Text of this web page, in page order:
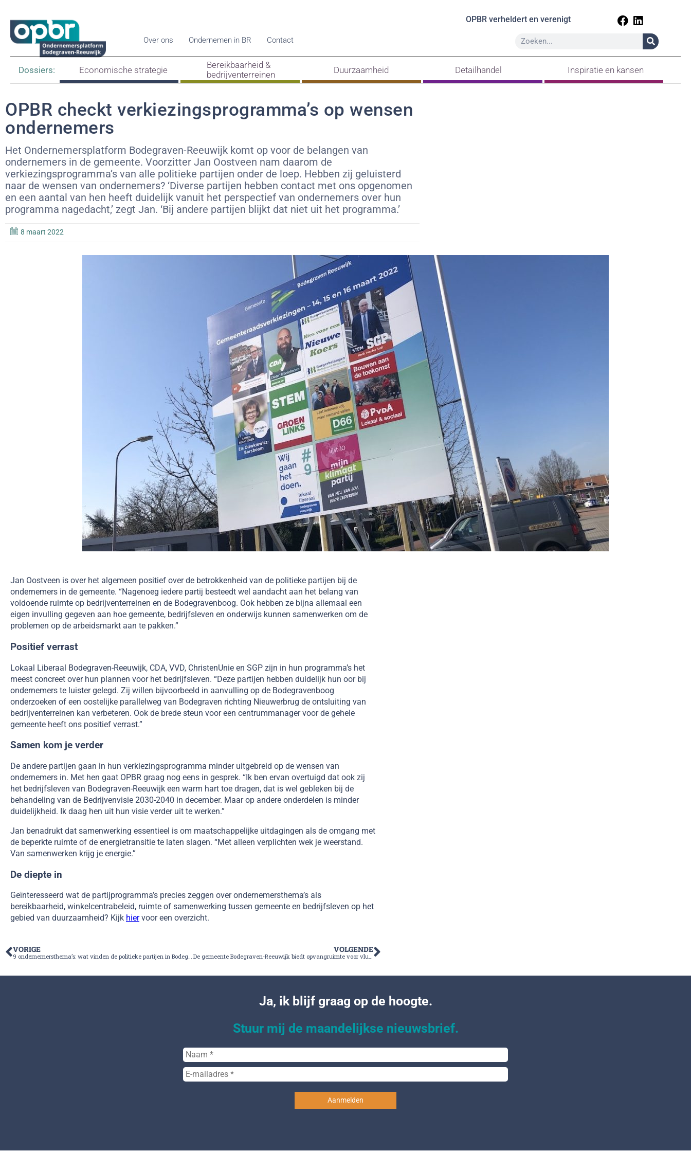
OPBR verheldert en verenigt
Over ons Ondernemen in BR Contact
Dossiers: Economische strategie
Bereikbaarheid &
bedrijventerreinen
Duurzaamheid Detailhandel Inspiratie en kansen
OPBR checkt verkiezingsprogramma’s op wensen
ondernemers
Het Ondernemersplatform Bodegraven-Reeuwijk komt op voor de belangen van
ondernemers in de gemeente. Voorzitter Jan Oostveen nam daarom de
verkiezingsprogramma’s van alle politieke partijen onder de loep. Hebben zij geluisterd
naar de wensen van ondernemers? ‘Diverse partijen hebben contact met ons opgenomen
en een aantal van hen heeft duidelijk vanuit het perspectief van ondernemers over hun
programma nagedacht,’ zegt Jan. ‘Bij andere partijen blijkt dat niet uit het programma.’
8 maart 2022
Jan Oostveen is over het algemeen positief over de betrokkenheid van de politieke partijen bij de
ondernemers in de gemeente. “Nagenoeg iedere partij besteedt wel aandacht aan het belang van
voldoende ruimte op bedrijventerreinen en de Bodegravenboog. Ook hebben ze bijna allemaal een
eigen invulling gegeven aan hoe gemeente, bedrijfsleven en onderwijs kunnen samenwerken om de
problemen op de arbeidsmarkt aan te pakken.”
Positief verrast
Lokaal Liberaal Bodegraven-Reeuwijk, CDA, VVD, ChristenUnie en SGP zijn in hun programma’s het
meest concreet over hun plannen voor het bedrijfsleven. “Deze partijen hebben duidelijk hun oor bij
ondernemers te luister gelegd. Zij willen bijvoorbeeld in aanvulling op de Bodegravenboog
onderzoeken of een oostelijke parallelweg van Bodegraven richting Nieuwerbrug de ontsluiting van
bedrijventerreinen kan verbeteren. Ook de brede steun voor een centrummanager voor de gehele
gemeente heeft ons positief verrast.”
Samen kom je verder
De andere partijen gaan in hun verkiezingsprogramma minder uitgebreid op de wensen van
ondernemers in. Met hen gaat OPBR graag nog eens in gesprek. “Ik ben ervan overtuigd dat ook zij
het bedrijfsleven van Bodegraven-Reeuwijk een warm hart toe dragen, dat is wel gebleken bij de
behandeling van de Bedrijvenvisie 2030-2040 in december. Maar op andere onderdelen is minder
duidelijkheid. Ik daag hen uit hun visie verder uit te werken.”
Jan benadrukt dat samenwerking essentieel is om maatschappelijke uitdagingen als de omgang met
de beperkte ruimte of de energietransitie te laten slagen. “Met alleen verplichten wek je weerstand.
Van samenwerken krijg je energie.”
De diepte in
Geïnteresseerd wat de partijprogramma’s precies zeggen over ondernemersthema’s als
bereikbaarheid, winkelcentrabeleid, ruimte of samenwerking tussen gemeente en bedrijfsleven op het
gebied van duurzaamheid? Kijk hiervoor een overzicht.
VORIGE
9 ondernemersthema’s: wat vinden de politieke partijen in Bodegraven-Reeuwijk?
VOLGENDE
De gemeente Bodegraven-Reeuwijk biedt opvangruimte voor vluchtelingen uit Oekraïne
Ja, ik blijf graag op de hoogte.
Stuur mij de maandelijkse nieuwsbrief.